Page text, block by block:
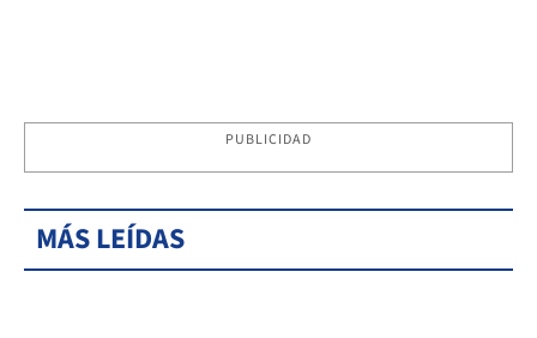
PUBLICIDAD
MÁS LEÍDAS